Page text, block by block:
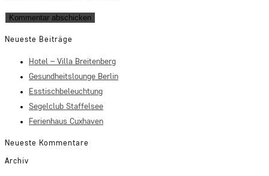
Neueste Beiträge
Hotel – Villa Breitenberg
Gesundheitslounge Berlin
Esstischbeleuchtung
Segelclub Staffelsee
Ferienhaus Cuxhaven
Neueste Kommentare
Archiv